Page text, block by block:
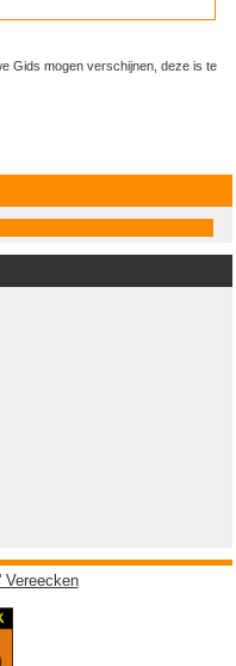
Gids mogen verschijnen, deze is te
Vereecken